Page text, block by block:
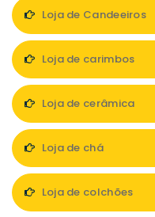
Loja de Candeeiros
Loja de carimbos
Loja de cerâmica
Loja de chá
Loja de colchões